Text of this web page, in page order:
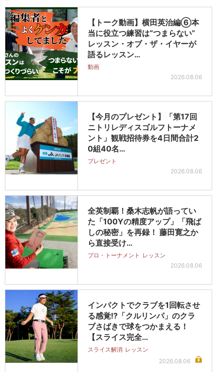
【トーク動画】横田英治編⑥本
当に役立つ練習は“つまらない”
レッスン・オブ・ザ・イヤーが
語るレッスン…
動画
2026.08.06
【今月のプレゼント】「第17回
ニトリレディスゴルフトーナメ
ント」観戦招待券を4日間合計2
0組40名…
プレゼント
2026.08.06
全英制覇！桑木志帆が語ってい
た「100Yの精度アップ」「飛ば
しの秘密」を再録！ 藤田寛之か
ら直接受け…
プロ・トーナメント レッスン
2026.08.06
インパクトでクラブを1回転させ
る感覚!?「クルリンパ」のクラ
ブさばきで球をつかまえる！
【スライス完全…
スライス解消 レッスン
2026.08.06